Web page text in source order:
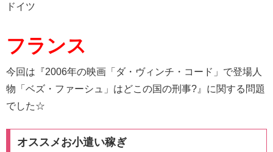
ドイツ
フランス
今回は『2006年の映画「ダ・ヴィンチ・コード」で登場人
物「ベズ・ファーシュ」はどこの国の刑事?』に関する問題
でした☆
オススメお小遣い稼ぎ